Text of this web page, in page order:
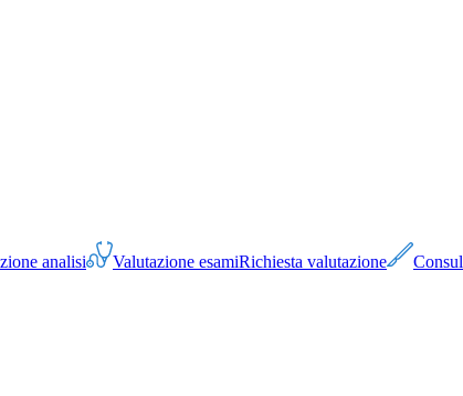
analisi Valutazione esamiRichiesta valutazione